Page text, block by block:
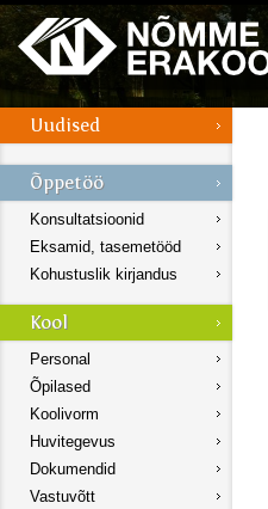
Konsultatsioonid
Eksamid, tasemetööd
Kohustuslik kirjandus
Personal
Õpilased
Koolivorm
Huvitegevus
Dokumendid
Vastuvõtt